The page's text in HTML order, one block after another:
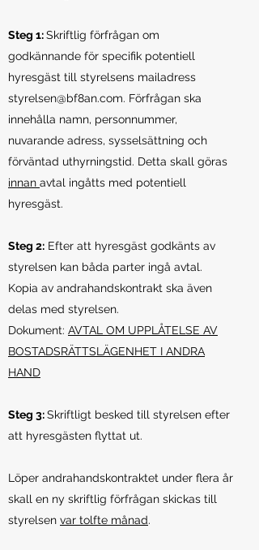
Steg 1:Skriftlig förfrågan om
godkännande för specifik potentiell
hyresgäst till styrelsens mailadress
styrelsen@bf8an.com. Förfrågan ska
innehålla namn, personnummer,
nuvarande adress, sysselsättning och
förväntad uthyrningstid. Detta skall göras
innan avtal ingåtts med potentiell
hyresgäst.
Steg 2: Efter att hyresgäst godkänts av
styrelsen kan båda parter ingå avtal.
Kopia av andrahandskontrakt ska även
delas med styrelsen.
Dokument: AVTAL OM UPPLÅTELSE AV
BOSTADSRÄTTSLÄGENHET I ANDRA
HAND
Steg 3:Skriftligt besked till styrelsen efter
att hyresgästen flyttat ut.
Löper andrahandskontraktet under flera år
skall en ny skriftlig förfrågan skickas till
styrelsen var tolfte månad.